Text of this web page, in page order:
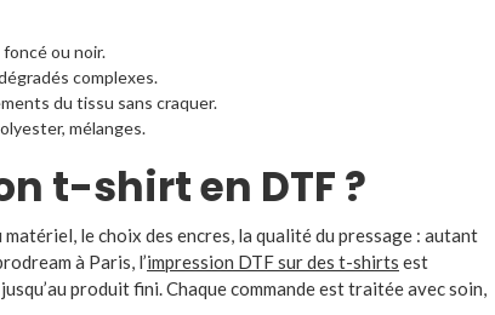
ou noir.
complexes.
du tissu sans craquer.
mélanges.
t-shirt en DTF ?
le choix des encres, la qualité du pressage : autant
à Paris, l’impression DTF sur des t-shirts est
produit fini. Chaque commande est traitée avec soin,